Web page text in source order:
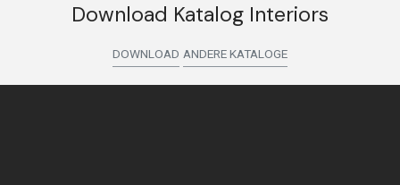
Download Katalog Interiors
DOWNLOAD ANDERE KATALOGE